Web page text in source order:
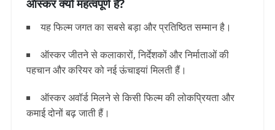
ऑस्कर क्यों महत्वपूर्ण है?
यह फिल्म जगत का सबसे बड़ा और प्रतिष्ठित सम्मान है।
ऑस्कर जीतने से कलाकारों, निर्देशकों और निर्माताओं की
पहचान और करियर को नई ऊंचाइयां मिलती हैं।
ऑस्कर अवॉर्ड मिलने से किसी फिल्म की लोकप्रियता और
कमाई दोनों बढ़ जाती हैं।